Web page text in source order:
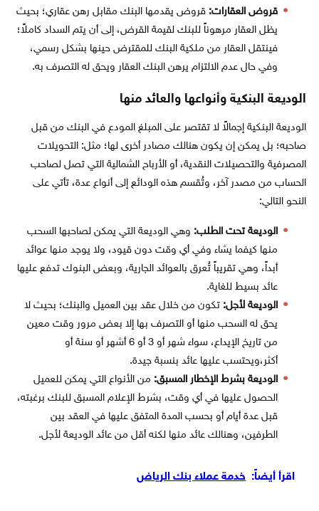
قروض العقارات: قروض يقدمها البنك مقابل رهن عقاري؛ بحيث
يظل العقار مرهوناً للبنك لقيمة القرض، إلى أن يتم السداد كاملاً؛
فينتقل العقار من ملكية البنك للمقترض حينها بشكل رسمي،
وفي حال عدم الالتزام يرهن البنك العقار ويحق له التصرف به.
الوديعة البنكية وأنواعها والعائد منها
الوديعة البنكية إجمالاً لا تقتصر على المبلغ المودع في البنك من قبل
صاحبه؛ بل يمكن إن يكون هنالك مصادر أخرى لها؛ مثل: التحويلات
المصرفية والتحصيلات النقدية، أو الأرباح الشمالية التي تصل لصاحب
الحساب من مصدر آخر، وتُقسم هذه الودائع إلى أنواع عدة، تأتي على
النحو التالي:
الوديعة تحت الطلب: وهي الوديعة التي يمكن لصاحبها السحب
منها كيفما يشاء وفي أي وقت دون قيود، ولا يوجد منها عوائد
أبداً، وهي تقريباً تُعرق بالعوائد الجارية، وبعض البنوك تدفع عليها
عائد بسيط للغاية.
الوديعة لأجل: تكون من خلال عقد بين العميل والبنك؛ بحيث لا
يحق له السحب منها أو التصرف بها إلا بعض مرور وقت معين
من تاريخ الإيداع، سواء شهر أو 3 أو 6 أشهر أو سنة أو
أكثر،ويحتسب عليها عائد بنسبة جيدة.
الوديعة بشرط الإخطار المسبق: من الأنواع التي يمكن للعميل
الحصول عليها في أي وقت، بشرط الإعلام المسبق للبنك برغبته،
قبل عدة أيام أو بحسب المدة المتفق عليها في العقد بين
الطرفين، وهنالك عائد منها لكنه أقل من عائد الوديعة لأجل.
اقرأ أيضاً: خدمة عملاء بنك الرياض